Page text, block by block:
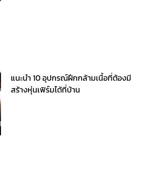
แนะนำ 10 อุปกรณ์ฝึกกล้ามเนื้อที่ต้องมี
สร้างหุ่นเฟิร์มได้ที่บ้าน